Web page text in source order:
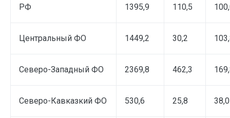
РФ 1395,9 110,5
Центральный ФО 1449,2 30,2
Северо-Западный ФО 2369,8 462,3
Северо-Кавказкий ФО 530,6 25,8 38,0